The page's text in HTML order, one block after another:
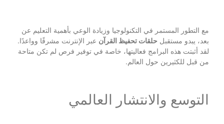
مع التطور المستمر في التكنولوجيا وزيادة الوعي بأهمية التعليم عن
بعد، يبدو مستقبل حلقات تحفيظ القرآن عبر الإنترنت مشرقًا وواعدًا.
لقد أثبتت هذه البرامج فعاليتها، خاصة في توفير فرص لم تكن متاحة
من قبل للكثيرين حول العالم.
التوسع والانتشار العالمي